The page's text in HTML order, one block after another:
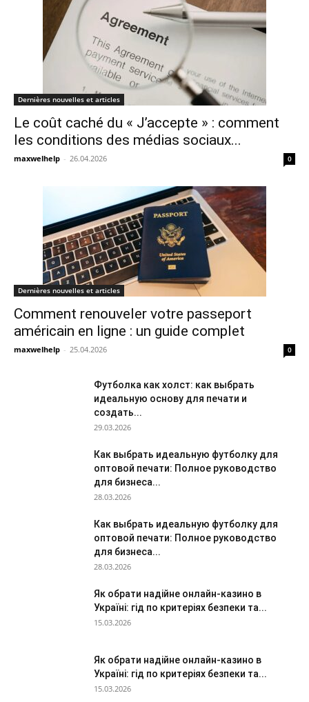
Dernières nouvelles et articles
Le coût caché du « J’accepte » : comment
les conditions des médias sociaux...
maxwelhelp - 26.04.2026 0
Dernières nouvelles et articles
Comment renouveler votre passeport
américain en ligne : un guide complet
maxwelhelp - 25.04.2026 0
Футболка как холст: как выбрать
идеальную основу для печати и
создать...
29.03.2026
Как выбрать идеальную футболку для
оптовой печати: Полное руководство
для бизнеса...
28.03.2026
Как выбрать идеальную футболку для
оптовой печати: Полное руководство
для бизнеса...
28.03.2026
Як обрати надійне онлайн-казино в
Україні: гід по критеріях безпеки та...
15.03.2026
Як обрати надійне онлайн-казино в
Україні: гід по критеріях безпеки та...
15.03.2026